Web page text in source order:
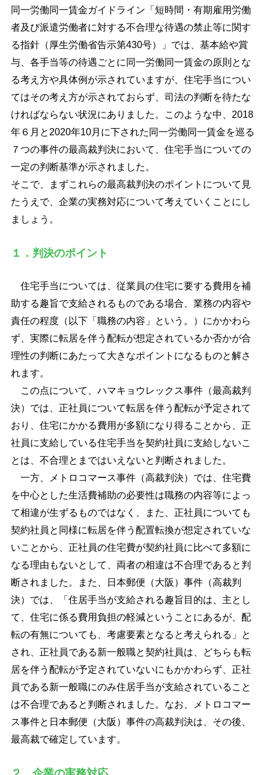
同一労働同一賃金ガイドライン「短時間・有期雇用労働
者及び派遣労働者に対する不合理な待遇の禁止等に関す
る指針（厚生労働省告示第430号）」では、基本給や賞
与、各手当等の待遇ごとに同一労働同一賃金の原則とな
る考え方や具体例が示されていますが、住宅手当につい
てはその考え方が示されておらず、司法の判断を待たな
ければならない状況にありました。このような中、2018
年６月と2020年10月に下された同一労働同一賃金を巡る
７つの事件の最高裁判決において、住宅手当についての
一定の判断基準が示されました。
そこで、まずこれらの最高裁判決のポイントについて見
たうえで、企業の実務対応について考えていくことにし
ましょう。
１．判決のポイント
住宅手当については、従業員の住宅に要する費用を補
助する趣旨で支給されるものである場合、業務の内容や
責任の程度（以下「職務の内容」という。）にかかわら
ず、実際に転居を伴う配転が想定されているか否かが合
理性の判断にあたって大きなポイントになるものと解さ
れます。
この点について、ハマキョウレックス事件（最高裁判
決）では、正社員について転居を伴う配転が予定されて
おり、住宅にかかる費用が多額になり得ることから、正
社員に支給している住宅手当を契約社員に支給しないこ
とは、不合理とまではいえないと判断されました。
一方、メトロコマース事件（高裁判決）では、住宅費
を中心とした生活費補助の必要性は職務の内容等によっ
て相違が生ずるものではなく、また、正社員についても
契約社員と同様に転居を伴う配置転換が想定されていな
いことから、正社員の住宅費が契約社員に比べて多額に
なる理由もないとして、両者の相違は不合理であると判
断されました。また、日本郵便（大阪）事件（高裁判
決）では、「住居手当が支給される趣旨目的は、主とし
て、住宅に係る費用負担の軽減ということにあるが、配
転の有無についても、考慮要素となると考えられる」と
され、正社員である新一般職と契約社員は、どちらも転
居を伴う配転が予定されていないにもかかわらず、正社
員である新一般職にのみ住居手当が支給されていること
は不合理であると判断されました。なお、メトロコマー
ス事件と日本郵便（大阪）事件の高裁判決は、その後、
最高裁で確定しています。